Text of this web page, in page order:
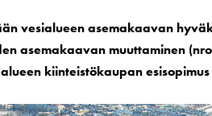
vesialueen asemakaavan
asemakaavan muuttaminen
kiinteistökaupan